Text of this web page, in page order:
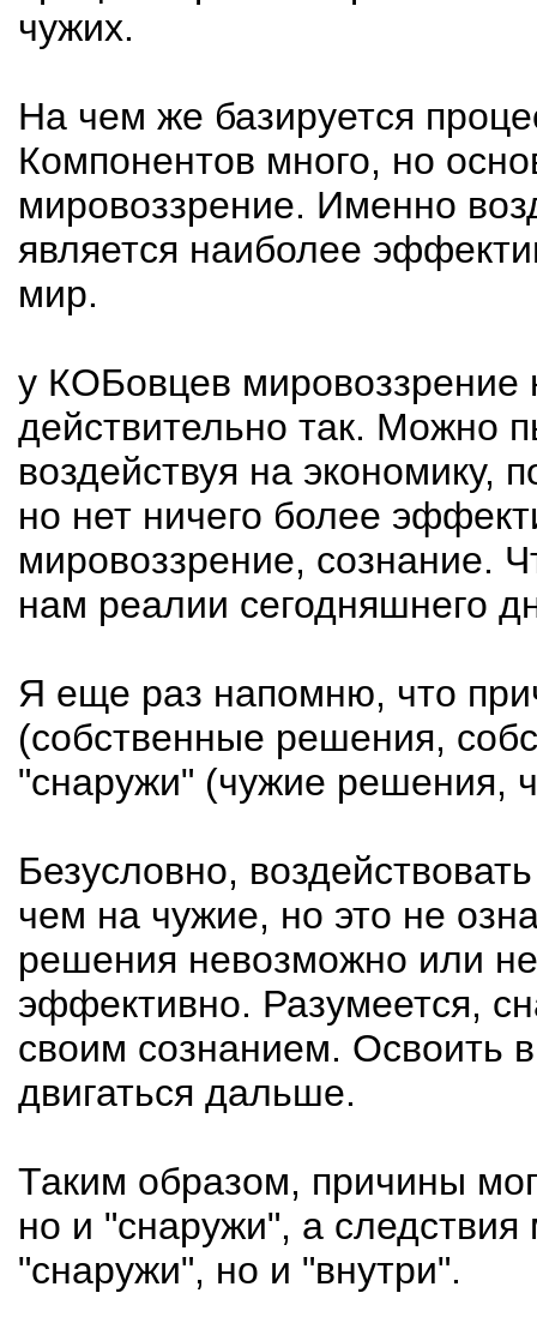
чужих.
На чем же базируется
Компонентов много, но
мировоззрение. Именно
является наиболее
мир.
у КОБовцев мировоззрение
действительно так. Можно
воздействуя на экономику,
но нет ничего более
мировоззрение, сознание.
нам реалии сегодняшнего
Я еще раз напомню, что
(собственные решения,
"снаружи" (чужие решения,
Безусловно,
чем на чужие, но это не
решения невозможно или
эффективно. Разумеется,
своим сознанием. Освоить
двигаться дальше.
Таким образом, причины
но и "снаружи", а следствия
"снаружи", но и "внутри".